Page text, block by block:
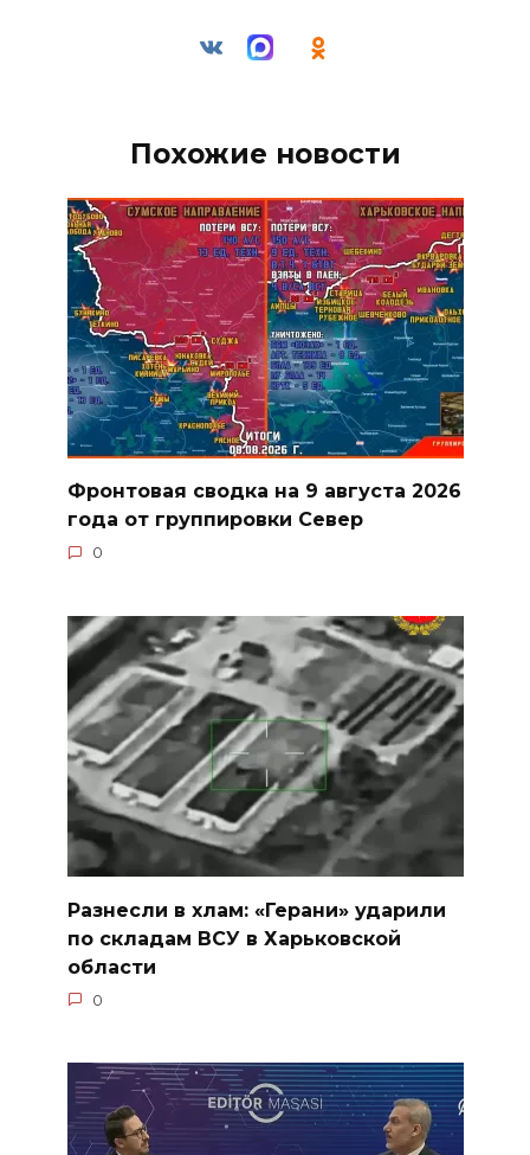
Похожие новости
Фронтовая сводка на 9 августа 2026
года от группировки Север
0
Разнесли в хлам: «Герани» ударили
по складам ВСУ в Харьковской
области
0